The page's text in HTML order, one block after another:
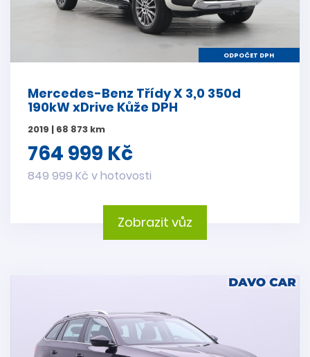
ODPOČET DPH
Mercedes-Benz Třídy X 3,0 350d
190kW xDrive Kůže DPH
2019 | 68 873 km
764 999 Kč
849 999 Kč v hotovosti
Zobrazit vůz